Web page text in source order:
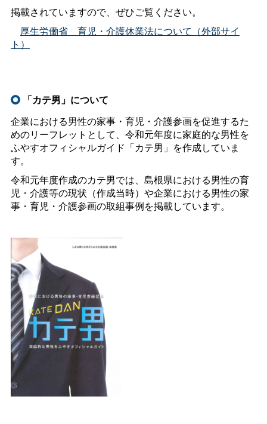
掲載されていますので、ぜひご覧ください。
厚生労働省 育児・介護休業法について（外部サイ
ト）
「カテ男」について
企業における男性の家事・育児・介護参画を促進するた
めのリーフレットとして、令和元年度に家庭的な男性を
ふやすオフィシャルガイド「カテ男」を作成していま
す。
令和元年度作成のカテ男では、島根県における男性の育
児・介護等の現状（作成当時）や企業における男性の家
事・育児・介護参画の取組事例を掲載しています。